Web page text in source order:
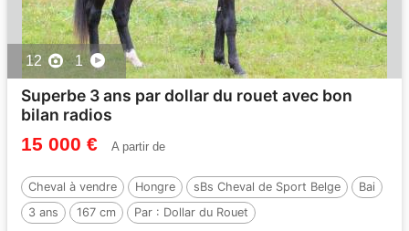
12 1
Superbe 3 ans par dollar du rouet avec bon
bilan radios
15 000 € A partir de
Cheval à vendre Hongre sBs Cheval de Sport Belge
Bai
3 ans
167 cm Par : Dollar du Rouet